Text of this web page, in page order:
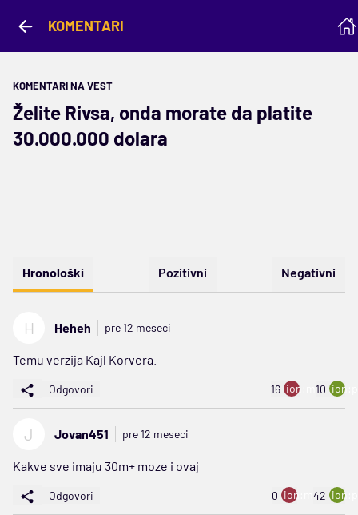
KOMENTARI
KOMENTARI NA VEST
Želite Rivsa, onda morate da platite
30.000.000 dolara
Hronološki Pozitivni Negativni
H Heheh pre 12 meseci
Temu verzija Kajl Korvera.
Odgovori 16 ion:minus
10
J Jovan451 pre 12 meseci
Kakve sve imaju 30m+ moze i ovaj
Odgovori 0 ion:minus
42